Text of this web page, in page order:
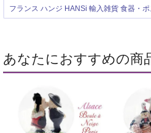
フランス ハンジ HANSi 輸入雑貨 食器・
あなたにおすすめの商